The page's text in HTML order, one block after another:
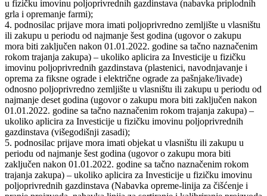
u fizičku imovinu poljoprivrednih gazdinstava (nabavka priplodnih
grla i opremanje farmi);
4. podnosilac prijave mora imati poljoprivredno zemljište u vlasništu
ili zakupu u periodu od najmanje šest godina (ugovor o zakupu
mora biti zaključen nakon 01.01.2022. godine sa tačno naznačenim
rokom trajanja zakupa) – ukoliko aplicira za Investicije u fizičku
imovinu poljoprivrednih gazdinstava (plastenici, navodnjavanje i
oprema za fiksne ograde i električne ograde za pašnjake/livade)
odnosno poljoprivredno zemljište u vlasništu ili zakupu u periodu od
najmanje deset godina (ugovor o zakupu mora biti zaključen nakon
01.01.2022. godine sa tačno naznačenim rokom trajanja zakupa) –
ukoliko aplicira za Investicije u fizičku imovinu poljoprivrednih
gazdinstava (višegodišnji zasadi);
5. podnosilac prijave mora imati objekat u vlasništu ili zakupu u
periodu od najmanje šest godina (ugovor o zakupu mora biti
zaključen nakon 01.01.2022. godine sa tačno naznačenim rokom
trajanja zakupa) – ukoliko aplicira za Investicije u fizičku imovinu
poljoprivrednih gazdinstava (Nabavka opreme-linija za čišćenje i